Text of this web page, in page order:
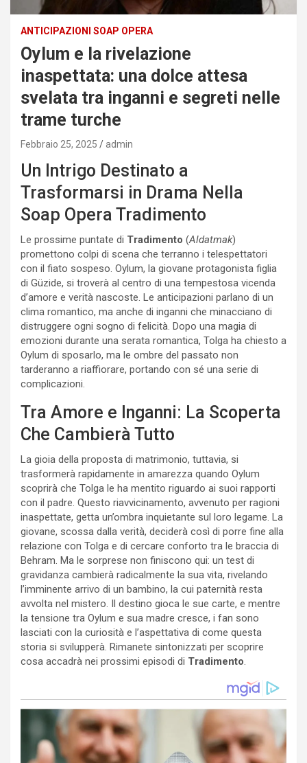
ANTICIPAZIONI SOAP OPERA
Oylum e la rivelazione
inaspettata: una dolce attesa
svelata tra inganni e segreti nelle
trame turche
Febbraio 25, 2025 admin
Un Intrigo Destinato a
Trasformarsi in Drama Nella
Soap Opera Tradimento
Le prossime puntate di Tradimento (Aldatmak)
promettono colpi di scena che terranno i telespettatori
con il fiato sospeso. Oylum, la giovane protagonista figlia
di Güzide, si troverà al centro di una tempestosa vicenda
d’amore e verità nascoste. Le anticipazioni parlano di un
clima romantico, ma anche di inganni che minacciano di
distruggere ogni sogno di felicità. Dopo una magia di
emozioni durante una serata romantica, Tolga ha chiesto a
Oylum di sposarlo, ma le ombre del passato non
tarderanno a riaffiorare, portando con sé una serie di
complicazioni.
Tra Amore e Inganni: La Scoperta
Che Cambierà Tutto
La gioia della proposta di matrimonio, tuttavia, si
trasformerà rapidamente in amarezza quando Oylum
scoprirà che Tolga le ha mentito riguardo ai suoi rapporti
con il padre. Questo riavvicinamento, avvenuto per ragioni
inaspettate, getta un’ombra inquietante sul loro legame. La
giovane, scossa dalla verità, deciderà così di porre fine alla
relazione con Tolga e di cercare conforto tra le braccia di
Behram. Ma le sorprese non finiscono qui: un test di
gravidanza cambierà radicalmente la sua vita, rivelando
l’imminente arrivo di un bambino, la cui paternità resta
avvolta nel mistero. Il destino gioca le sue carte, e mentre
la tensione tra Oylum e sua madre cresce, i fan sono
lasciati con la curiosità e l’aspettativa di come questa
storia si svilupperà. Rimanete sintonizzati per scoprire
cosa accadrà nei prossimi episodi di Tradimento.